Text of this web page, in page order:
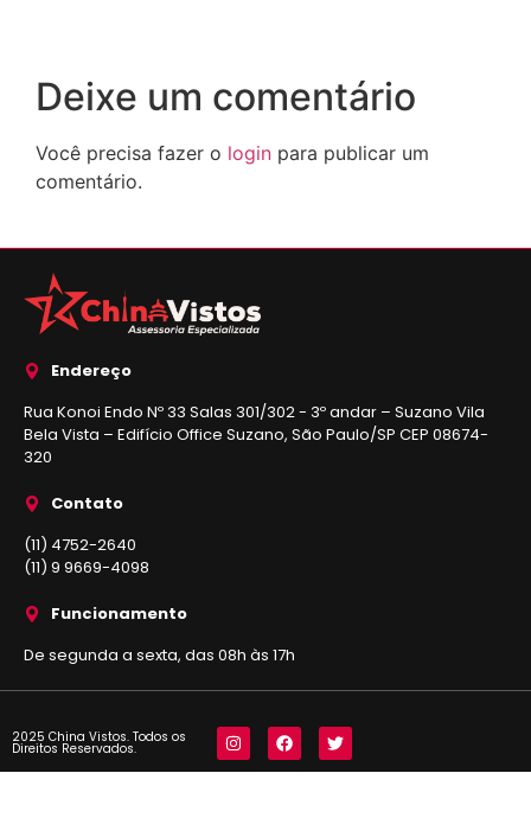
Deixe um comentário
Você precisa fazer o login para publicar um
comentário.
Endereço
Rua Konoi Endo Nº 33 Salas 301/302 - 3º andar – Suzano Vila
Bela Vista – Edifício Office Suzano, São Paulo/SP CEP 08674-
320
Contato
(11) 4752-2640
(11) 9 9669-4098
Funcionamento
De segunda a sexta, das 08h às 17h
2025 China Vistos. Todos os
Direitos Reservados.